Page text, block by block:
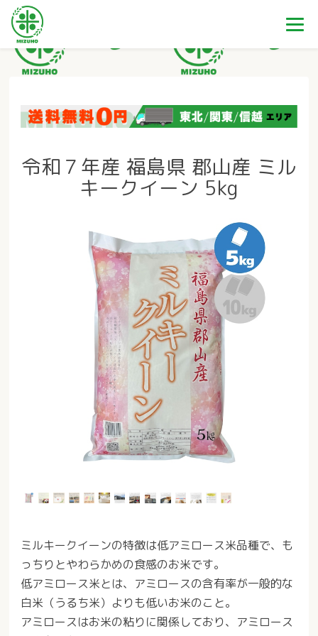
令和７年産 福島県 郡山産 ミル
キークイーン 5kg
ミルキークイーンの特徴は低アミロース米品種で、も
っちりとやわらかめの食感のお米です。
低アミロース米とは、アミロースの含有率が一般的な
白米（うるち米）よりも低いお米のこと。
アミロースはお米の粘りに関係しており、アミロース